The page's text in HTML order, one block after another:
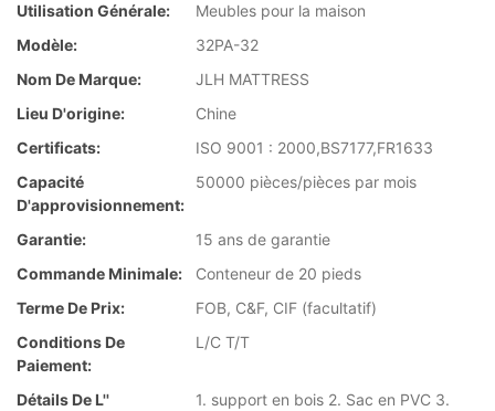
Utilisation Générale:
Meubles pour la maison
Modèle:
32PA-32
Nom De Marque:
JLH MATTRESS
Lieu D'origine:
Chine
Certificats:
ISO 9001 : 2000,BS7177,FR1633
Capacité
D'approvisionnement:
50000 pièces/pièces par mois
Garantie:
15 ans de garantie
Commande Minimale:
Conteneur de 20 pieds
Terme De Prix:
FOB, C&F, CIF (facultatif)
Conditions De
Paiement:
L/C T/T
Détails De L''
1. support en bois 2. Sac en PVC 3.